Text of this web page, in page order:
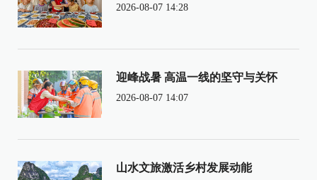
2026-08-07 14:28
迎峰战暑 高温一线的坚守与关怀
2026-08-07 14:07
山水文旅激活乡村发展动能